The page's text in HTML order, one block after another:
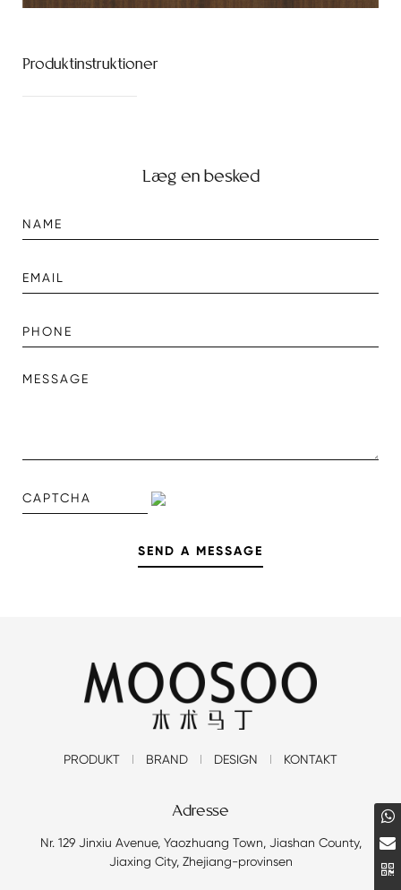
Produktinstruktioner
Læg en besked
PRODUKT BRAND DESIGN KONTAKT
Adresse
Nr. 129 Jinxiu Avenue, Yaozhuang Town, Jiashan County,
Jiaxing City, Zhejiang-provinsen